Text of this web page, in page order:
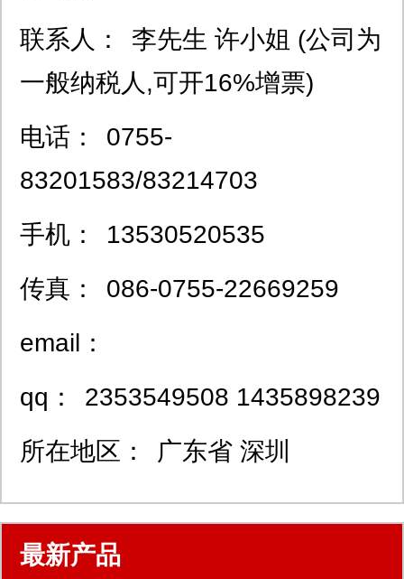
联系人：
李先生 许小姐 (公司为
一般纳税人,可开16%增票)
电话：
0755-
83201583/83214703
手机：
13530520535
传真：
086-0755-22669259
email：
qq：
2353549508 1435898239
所在地区：
广东省 深圳
最新产品